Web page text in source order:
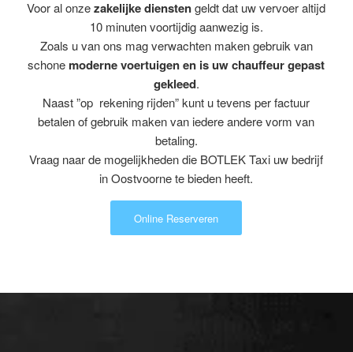
Voor al onzezakelijke dienstengeldt dat uw vervoer altijd
10 minuten voortijdig aanwezig is.
Zoals u van ons mag verwachten maken gebruik van
schone moderne voertuigen en is uw chauffeur gepast
gekleed.
Naast ”op rekening rijden” kunt u tevens per factuur
betalen of gebruik maken van iedere andere vorm van
betaling.
Vraag naar de mogelijkheden die BOTLEK Taxi uw bedrijf
in Oostvoorne te bieden heeft.
Online Reserveren